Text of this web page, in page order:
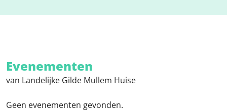
Evenementen
van Landelijke Gilde Mullem Huise
Geen evenementen gevonden.